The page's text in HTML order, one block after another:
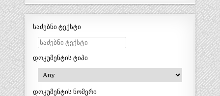
საძებნი ტექსტი
დოკუმენტის ტიპი
დოკუმენტის ნომერი